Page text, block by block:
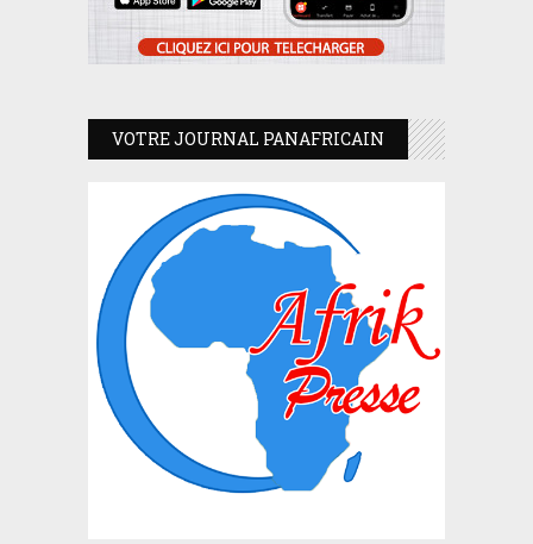
VOTRE JOURNAL PANAFRICAIN